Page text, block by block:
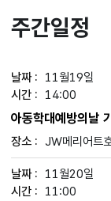
주간일정
11월19일
14:00
아동학대예방의날
JW메리어트
11월20일
11:00